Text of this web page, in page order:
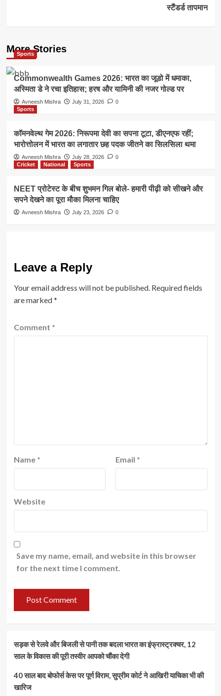
स्टैंडर्ड तापमान
More Stories
Sports
Commonwealth Games 2026: भारत का जूडो में धमाका,
अस्मिता डे ने रचा इतिहास; हरष और यामिनी की नजर गोल्ड पर
Avneesh Mishra July 31, 2026
0
Sports
कॉमनवेल्थ गेम 2026: निरूपमा देवी का सपना टूटा, डीएनएफ रहीं;
भारोत्तोलन में भारत का लगातार छह पदक जीतने का सिलसिला थमा
Avneesh Mishra July 28, 2026
0
Cricket
National Sports
NEET प्रोटेस्ट के बीच शुभमन गिल बोले- हमारी पीढ़ी को सीखने और
सपने देखने का पूरा मौका मिलना चाहिए
Avneesh Mishra July 23, 2026 0
Leave a Reply
Your email address will not be published. Required fields
are marked*
Comment *
Name * Email *
Website
Save my name, email, and website in this browser
for the next time I comment.
सड़क से रेलवे और बिजली से पानी तक बदला भारत का इंफ्रास्ट्रक्चर, 12
साल के विकास की पूरी तस्वीर आपको चौंका देगी
40 साल बाद बोफोर्स केस पर पूर्ण विराम, सुप्रीम कोर्ट ने आखिरी याचिका भी की
खारिज